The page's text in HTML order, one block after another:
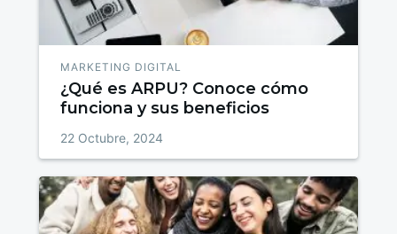
MARKETING DIGITAL
¿Qué es ARPU? Conoce cómo
funciona y sus beneficios
22 Octubre, 2024